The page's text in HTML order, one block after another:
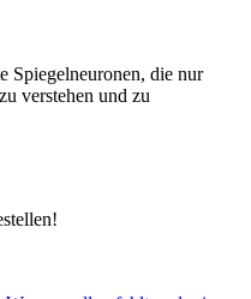
Spiegelneuronen, die nur
verstehen und zu